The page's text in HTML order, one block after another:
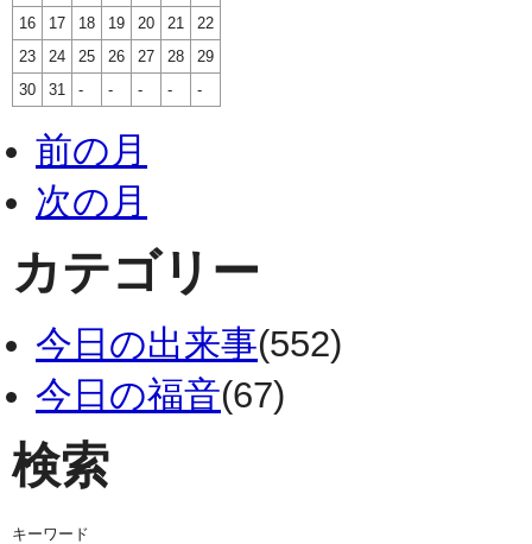
16
17 18 19 20 21
22
23
24 25 26 27 28
29
30
31 - - - - -
前の月
次の月
カテゴリー
今日の出来事(552)
今日の福音(67)
検索
キーワード